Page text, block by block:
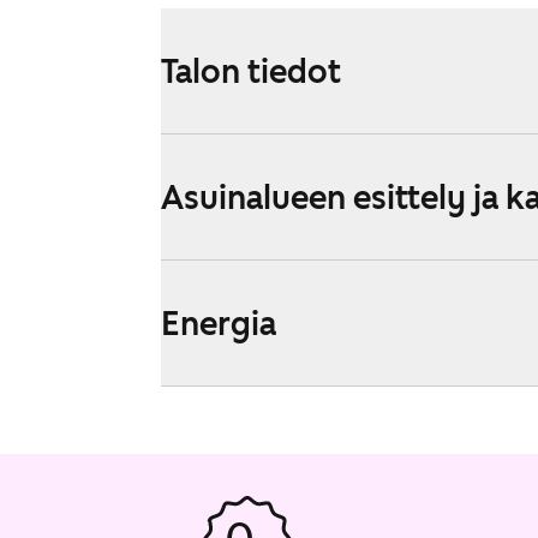
Talon tiedot
Asuinalueen esittely ja
Energia